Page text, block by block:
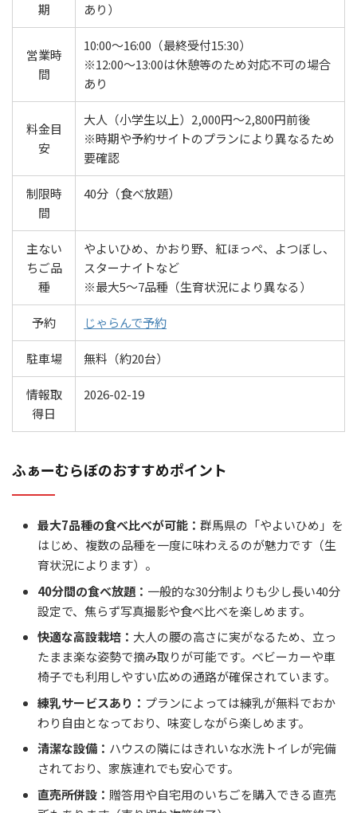
期
あり）
営業時
間
10:00～16:00（最終受付15:30）
※12:00～13:00は休憩等のため対応不可の場合
あり
料金目
安
大人（小学生以上）2,000円～2,800円前後
※時期や予約サイトのプランにより異なるため
要確認
制限時
間
40分（食べ放題）
主ない
ちご品
種
やよいひめ、かおり野、紅ほっぺ、よつぼし、
スターナイトなど
※最大5～7品種（生育状況により異なる）
予約 じゃらんで予約
駐車場 無料（約20台）
情報取
得日
2026-02-19
ふぁーむらぼのおすすめポイント
最大7品種の食べ比べが可能： 群馬県の「やよいひめ」を
はじめ、複数の品種を一度に味わえるのが魅力です（生
育状況によります）。
40分間の食べ放題： 一般的な30分制よりも少し長い40分
設定で、焦らず写真撮影や食べ比べを楽しめます。
快適な高設栽培： 大人の腰の高さに実がなるため、立っ
たまま楽な姿勢で摘み取りが可能です。ベビーカーや車
椅子でも利用しやすい広めの通路が確保されています。
練乳サービスあり： プランによっては練乳が無料でおか
わり自由となっており、味変しながら楽しめます。
清潔な設備： ハウスの隣にはきれいな水洗トイレが完備
されており、家族連れでも安心です。
直売所併設： 贈答用や自宅用のいちごを購入できる直売